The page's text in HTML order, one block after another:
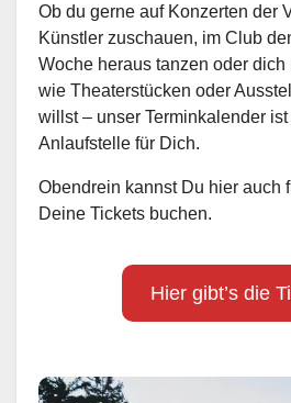
Ob du gerne auf Konzerten der
Künstler zuschauen, im Club
Woche heraus tanzen oder
wie Theaterstücken oder
willst – unser Terminkalender
Anlaufstelle für Dich.
Obendrein kannst Du hier auch
Deine Tickets buchen.
Hier gibt’s die